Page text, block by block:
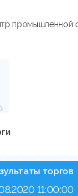
промышленной
торгов
11:00:00